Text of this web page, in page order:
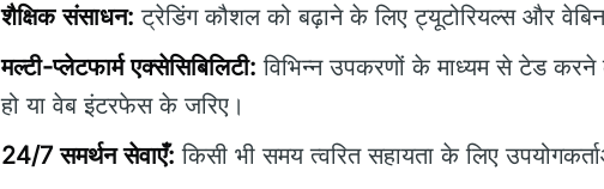
शैक्षिक संसाधन: ट्रेडिंग कौशल को बढ़ाने के लिए ट्यूटोरियल्स और
मल्टी-प्लेटफार्म एक्सेसिबिलिटी: विभिन्न उपकरणों के माध्यम से टेड
हो या वेब इंटरफेस के जरिए।
24/7 समर्थन सेवाएँ: किसी भी समय त्वरित सहायता के लिए